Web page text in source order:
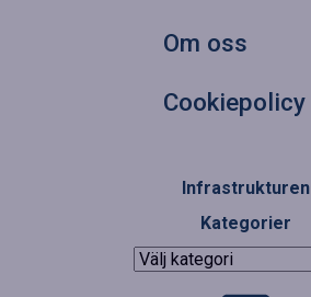
Om oss
Cookiepolicy
Infrastrukturen
Kategorier
Kategorier